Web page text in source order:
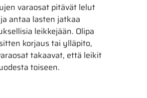
varaosat pitävät lelut
antaa lasten jatkaa
leikkejään. Olipa
korjaus tai ylläpito,
takaavat, että leikit
toiseen.